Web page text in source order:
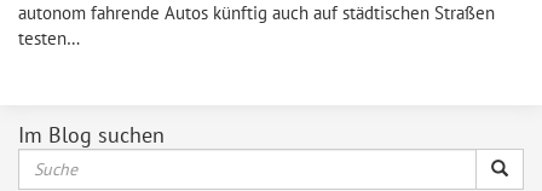
autonom fahrende Autos künftig auch auf städtischen Straßen
testen…
Im Blog suchen
Suche